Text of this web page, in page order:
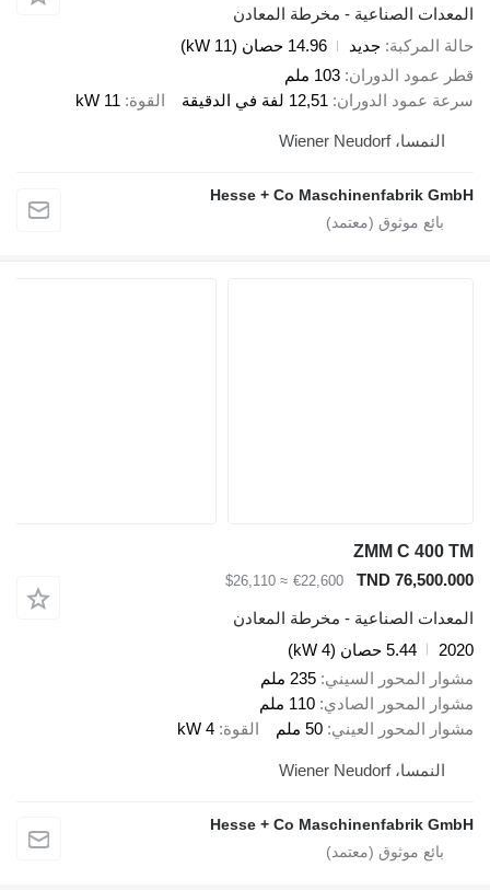
المعدات الصناعية - مخرطة المعادن
حالة المركبة جديد
14.96 حصان (11 kW)
قطر عمود الدوران 103 ملم
سرعة عمود الدوران 12,51 لفة في الدقيقة القوة 11 kW
النمسا، Wiener Neudorf
Hesse + Co Maschinenfabrik GmbH
ZMM C 400 TM
TND 76,500.000
€22,600
≈ $26,110
المعدات الصناعية - مخرطة المعادن
2020
5.44 حصان (4 kW)
مشوار المحور السيني 235 ملم
مشوار المحور الصادي 110 ملم
مشوار المحور العيني 50 ملم القوة 4 kW
النمسا، Wiener Neudorf
Hesse + Co Maschinenfabrik GmbH